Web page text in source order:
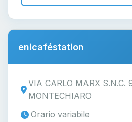
enicaféstation
VIA CARLO MARX S.N.C.
MONTECHIARO
Orario variabile